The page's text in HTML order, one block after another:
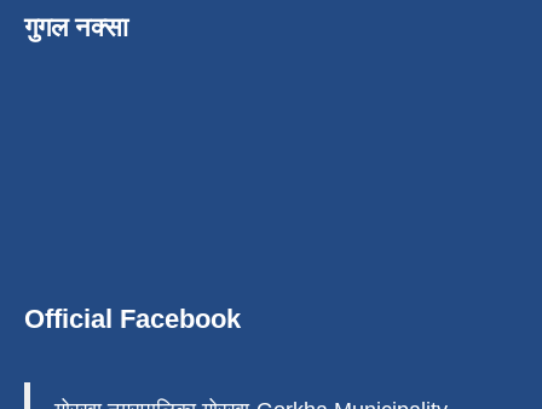
गुगल नक्सा
Official Facebook